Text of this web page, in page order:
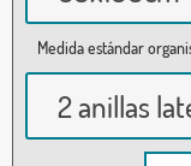
Medida estándar
2 anillas